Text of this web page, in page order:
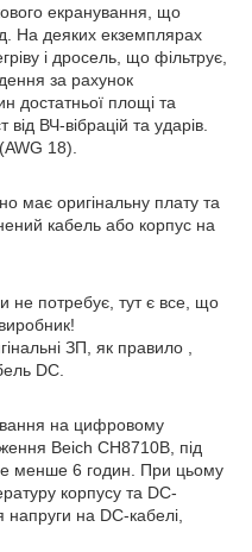
екранування, що
На деяких екземплярах
і дросель, що фільтрує,
за рахунок
достатньої площі та
ВЧ-вібрацій та ударів.
18).
має оригінальну плату та
кабель або корпус на
не потребує, тут є все, що
ЗП, як правило ,
DC.
на цифровому
Beich CH8710B, під
менше 6 годин. При цьому
корпусу та DC-
на DC-кабелі,